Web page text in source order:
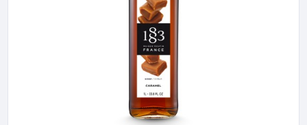
TRÁI CÂY ĐÓNG HỘP (CANNED